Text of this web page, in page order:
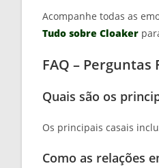
Acompanhe todas as
Tudo sobre Cloaker
FAQ –
Quais são os
Os principais casais
Como as relações